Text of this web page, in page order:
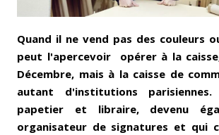
Quand il ne vend pas des couleurs
peut l'apercevoir opérer à la
Décembre, mais à la caisse de
autant d'institutions
papetier et libraire, devenu
organisateur de signatures et qui